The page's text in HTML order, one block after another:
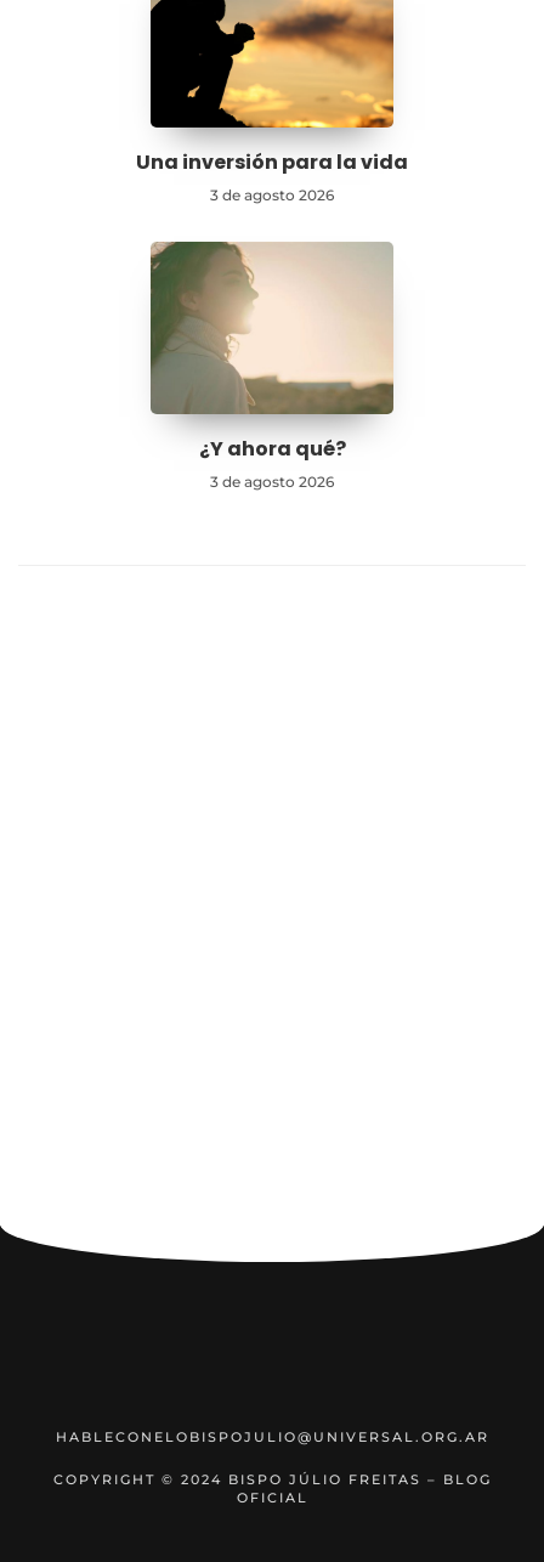
Una inversión para la vida
3 de agosto 2026
¿Y ahora qué?
3 de agosto 2026
HABLECONELOBISPOJULIO@UNIVERSAL.ORG.AR
COPYRIGHT © 2024 BISPO JÚLIO FREITAS – BLOG
OFICIAL